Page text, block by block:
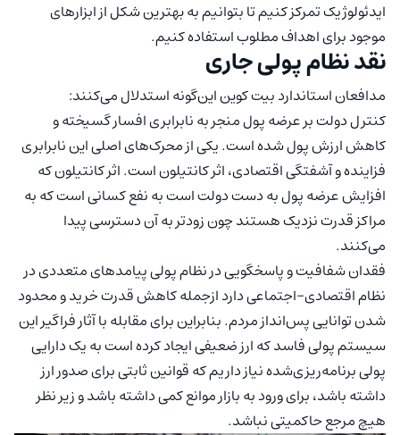
ایدئولوژیک تمرکز کنیم تا بتوانیم به بهترین شکل از ابزارهای
موجود برای اهداف مطلوب استفاده کنیم.
نقد نظام پولی جاری
مدافعان استاندارد بیت کوین این‌گونه استدلال می‌کنند:
کنترل دولت بر عرضه پول منجر به نابرابری افسار گسیخته و
کاهش ارزش پول شده است. یکی از محرک‌های اصلی این نابرابری
فزاینده و آشفتگی اقتصادی، اثر کانتیلون است. اثر کانتیلون که
افزایش عرضه پول به دست دولت است به نفع کسانی است که به
مراکز قدرت نزدیک هستند چون زودتر به آن دسترسی پیدا
می‌کنند.
فقدان شفافیت و پاسخگویی در نظام پولی پیامدهای متعددی در
نظام اقتصادی-اجتماعی دارد ازجمله کاهش قدرت خرید و محدود
شدن توانایی پس‌انداز مردم. بنابراین برای مقابله با آثار فراگیر این
سیستم پولی فاسد که ارز ضعیفی ایجاد کرده است به یک دارایی
پولی برنامه‌ریزی‌شده نیاز داریم که قوانین ثابتی برای صدور ارز
داشته باشد، برای ورود به بازار موانع کمی داشته باشد و زیر نظر
هیچ مرجع حاکمیتی نباشد.